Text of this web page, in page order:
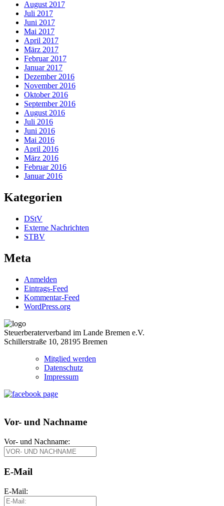
August 2017
Juli 2017
Juni 2017
Mai 2017
April 2017
März 2017
Februar 2017
Januar 2017
Dezember 2016
November 2016
Oktober 2016
September 2016
August 2016
Juli 2016
Juni 2016
Mai 2016
April 2016
März 2016
Februar 2016
Januar 2016
Kategorien
DStV
Externe Nachrichten
STBV
Meta
Anmelden
Eintrags-Feed
Kommentar-Feed
WordPress.org
Steuerberaterverband im Lande Bremen e.V.
Schillerstraße 10, 28195 Bremen
Mitglied werden
Datenschutz
Impressum
Vor- und Nachname
Vor- und Nachname:
E-Mail
E-Mail: